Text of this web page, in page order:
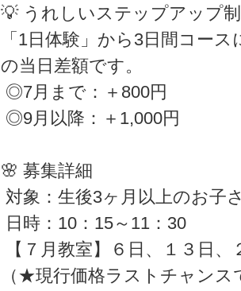
💡 うれしいステップアップ
「1日体験」から3日間コー
の当日差額です。
◎7月まで：＋800円
◎9月以降：＋1,000円
🌸 募集詳細
対象：生後3ヶ月以上のお
日時：10：15～11：30
【７月教室】６日、１３日
（★現行価格ラストチャンス